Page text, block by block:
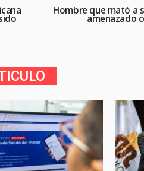
Hombre que mató a
amenazado